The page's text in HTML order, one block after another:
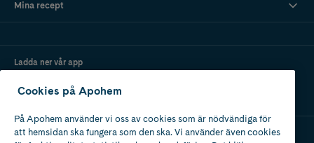
Mina recept
Ladda ner vår app
Cookies på Apohem
På Apohem använder vi oss av cookies som är nödvändiga för
att hemsidan ska fungera som den ska. Vi använder även cookies